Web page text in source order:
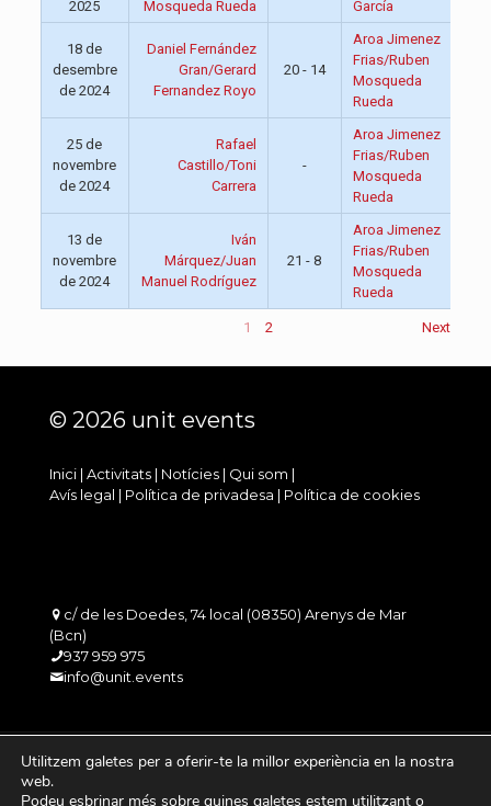
2025
Mosqueda Rueda
García
18 de
desembre
de 2024
Daniel Fernández
Gran/Gerard
Fernandez Royo
20 - 14
Aroa Jimenez
Frias/Ruben
Mosqueda
Rueda
25 de
novembre
de 2024
Rafael
Castillo/Toni
Carrera
-
Aroa Jimenez
Frias/Ruben
Mosqueda
Rueda
13 de
novembre
de 2024
Iván
Márquez/Juan
Manuel Rodríguez
21 - 8
Aroa Jimenez
Frias/Ruben
Mosqueda
Rueda
1 2 Next
© 2026 unit events
Inici | Activitats | Notícies | Qui som |
Avís legal | Política de privadesa | Política de cookies
c/ de les Doedes, 74 local (08350) Arenys de Mar
(Bcn)
937 959 975
info@unit.events
Utilitzem galetes per a oferir-te la millor experiència en la nostra
web.
Podeu esbrinar més sobre quines galetes estem utilitzant o